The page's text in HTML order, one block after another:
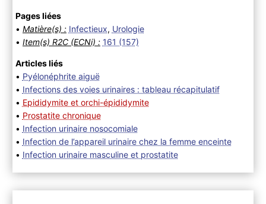
Pages liées
• Matière(s) : Infectieux, Urologie
• Item(s) R2C (ECNi) : 161 (157)
Articles liés
• Pyélonéphrite aiguë
• Infections des voies urinaires : tableau récapitulatif
• Epididymite et orchi-épididymite
• Prostatite chronique
• Infection urinaire nosocomiale
• Infection de l’appareil urinaire chez la femme enceinte
• Infection urinaire masculine et prostatite